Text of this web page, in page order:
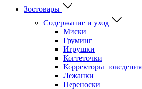
Зоотовары
Содержание и уход
Миски
Груминг
Игрушки
Когтеточки
Корректоры поведения
Лежанки
Переноски